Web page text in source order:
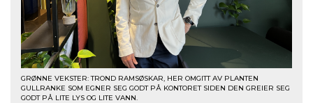
GRØNNE VEKSTER: TROND RAMSØSKAR, HER OMGITT AV PLANTEN
GULLRANKE SOM EGNER SEG GODT PÅ KONTORET SIDEN DEN GREIER SEG
GODT PÅ LITE LYS OG LITE VANN.